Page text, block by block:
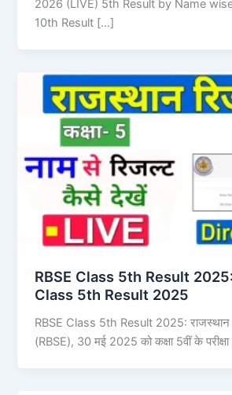
2026 (LIVE) 5th Result by Name
10th Result […]
RBSE Class 5th Result
Class 5th Result 2025
RBSE Class 5th Result 2025: राजस्थान
(RBSE), 30 मई 2025 को कक्षा 5वीं के परीक्षा